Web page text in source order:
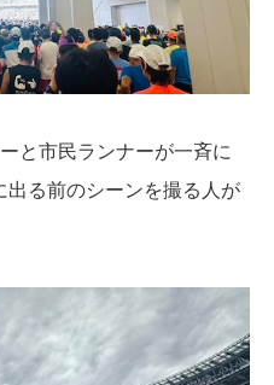
と市民ランナーが一斉に
出る前のシーンを撮る人が